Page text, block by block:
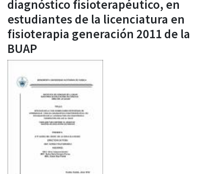
diagnóstico fisioterapéutico, en
estudiantes de la licenciatura en
fisioterapia generación 2011 de la
BUAP